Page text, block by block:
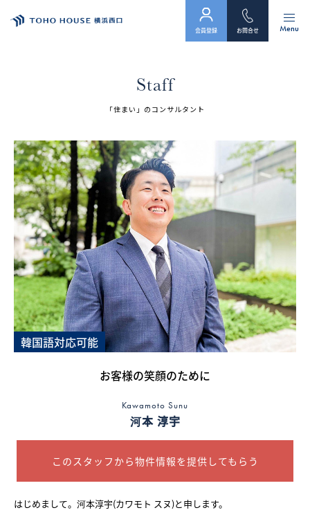
会員フォーム
サービス
会社案内
スタッフ紹介（「住まい」のコンサルタント）
お客様の声
お知らせ
採用情報
サイトマップ
お気に入り物件一覧
Menu
お問合せ
会員登録
Staff
「住まい」のコンサルタント
韓国語対応可能
お客様の笑顔のために
Kawamoto Sunu
河本 淳宇
このスタッフから物件情報を提供してもらう
はじめまして。河本淳宇(カワモト スヌ)と申します。